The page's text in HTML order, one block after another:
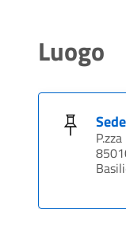
Luogo